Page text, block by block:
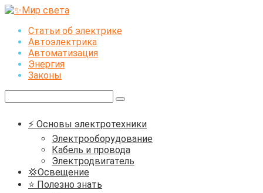
Перейти
контентуСтатьи об электрике
Автоэлектрика
Автоматизация
Энергия
Законы
⚡ Основы электротехники
Электрооборудование
Кабель и провода
Электродвигатель
💢Освещение
⭐ Полезно знать